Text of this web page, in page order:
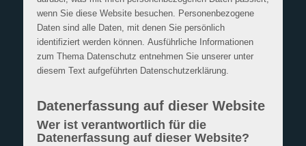
wenn Sie diese Website besuchen. Personenbezogene
Daten sind alle Daten, mit denen Sie persönlich
identifiziert werden können. Ausführliche Informationen
zum Thema Datenschutz entnehmen Sie unserer unter
diesem Text aufgeführten Datenschutzerklärung.
Datenerfassung auf dieser Website
Wer ist verantwortlich für die
Datenerfassung auf dieser Website?